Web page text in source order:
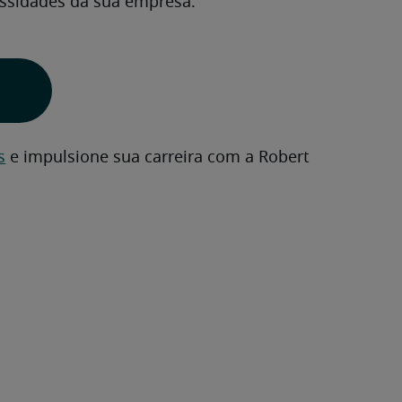
e impulsione sua carreira com a Robert